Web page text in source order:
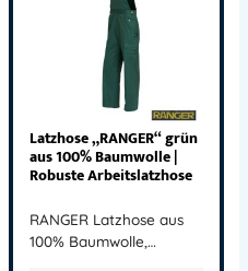
Latzhose „RANGER“ grün
aus 100% Baumwolle |
Robuste Arbeitslatzhose
RANGER Latzhose aus
100% Baumwolle,…